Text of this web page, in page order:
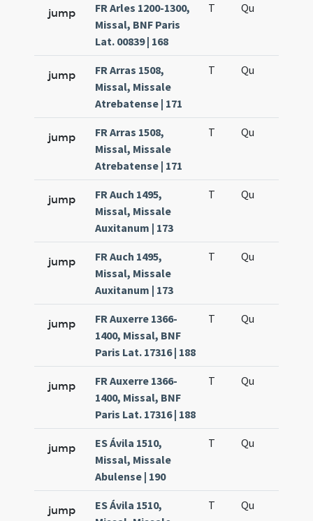
jump
FR Arles 1200-1300,
Missal, BNF Paris
Lat. 00839 | 168
T Qu
jump
FR Arras 1508,
Missal, Missale
Atrebatense | 171
T Qu
jump
FR Arras 1508,
Missal, Missale
Atrebatense | 171
T Qu
jump
FR Auch 1495,
Missal, Missale
Auxitanum | 173
T Qu
jump
FR Auch 1495,
Missal, Missale
Auxitanum | 173
T Qu
jump
FR Auxerre 1366-
1400, Missal, BNF
Paris Lat. 17316 | 188
T Qu
jump
FR Auxerre 1366-
1400, Missal, BNF
Paris Lat. 17316 | 188
T Qu
jump
ES Ávila 1510,
Missal, Missale
Abulense | 190
T Qu
jump
ES Ávila 1510,
T Qu